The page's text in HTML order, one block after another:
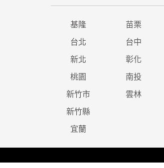
基隆 苗栗
台北 台中
新北 彰化
桃園 南投
新竹市 雲林
新竹縣
宜蘭